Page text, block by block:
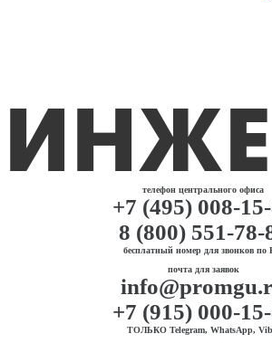
телефон центрального офиса
+7 (495) 008-
8 (800) 551-78-
бесплатный номер для звонков по
почта для заявок
+7 (915) 000-
ТОЛЬКО Telegram, WhatsApp,